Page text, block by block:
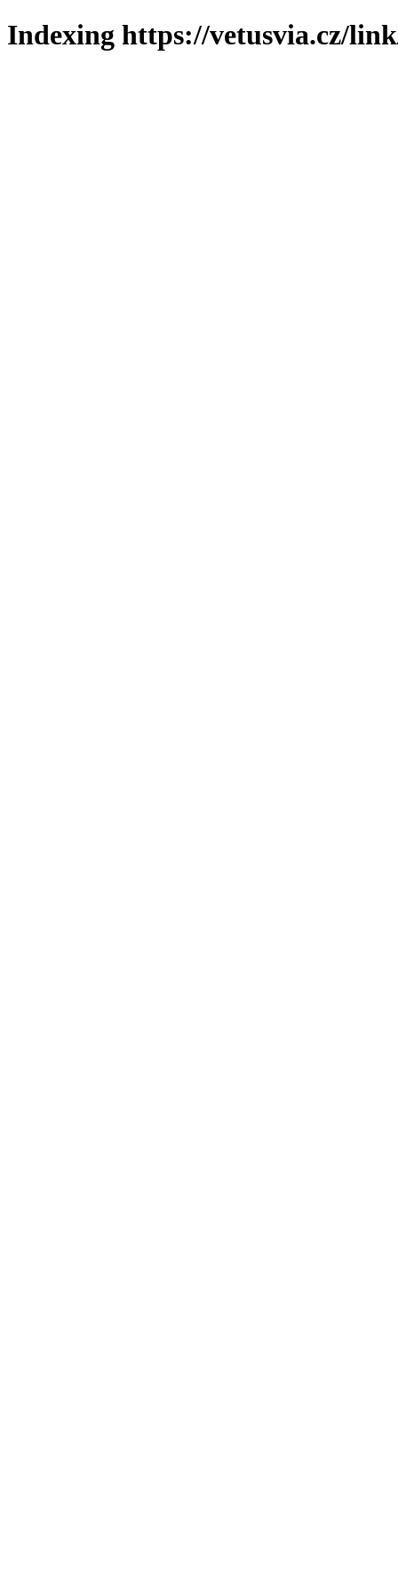
Indexing https://vetusvia.cz/